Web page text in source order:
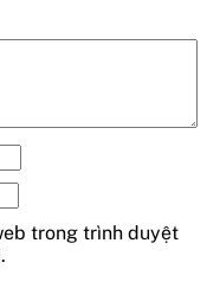
trong trình duyệt